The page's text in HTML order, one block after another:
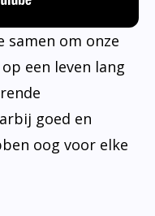
samen om onze
een leven lang
goed en
oog voor elke